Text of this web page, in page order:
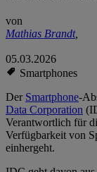
von
Mathias Brandt,
05.03.2026
Smartphones
Der Smartphone-
Data Corporation
Verantwortlich für
Verfügbarkeit von
einhergeht.